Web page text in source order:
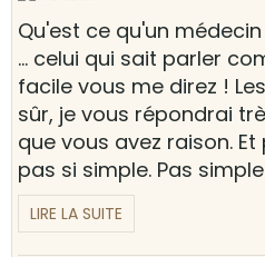
Qu'est ce qu'un
... celui qui sait parler
facile vous me direz !
sûr, je vous répondrai
que vous avez raison.
pas si simple. Pas
LIRE LA SUITE